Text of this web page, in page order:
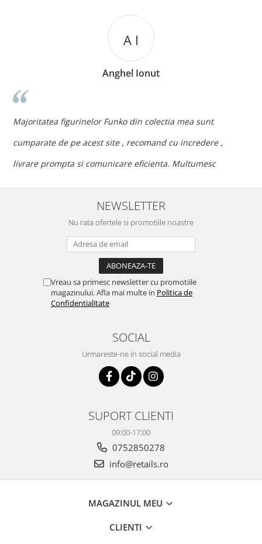
A I
Anghel Ionut
Majoritatea figurinelor Funko din colectia mea sunt
cumparate de pe acest site , recomand cu incredere ,
livrare prompta si comunicare eficienta. Multumesc
NEWSLETTER
Nu rata ofertele si promotiile noastre
Vreau sa primesc newsletter cu promotiile
magazinului. Afla mai multe in Politica de
Confidentialitate
SOCIAL
Urmareste-ne in social media
SUPORT CLIENTI
09:00-17:00
0752850278
info@retails.ro
MAGAZINUL MEU
CLIENTI